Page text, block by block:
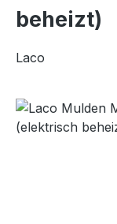
beheizt)
Laco
Bildergalerie